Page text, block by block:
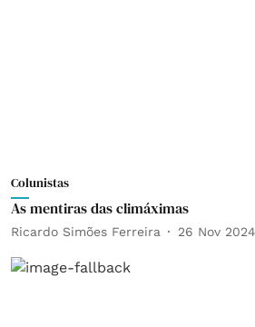
Colunistas
As mentiras das climáximas
Ricardo Simões Ferreira 26 Nov 2024